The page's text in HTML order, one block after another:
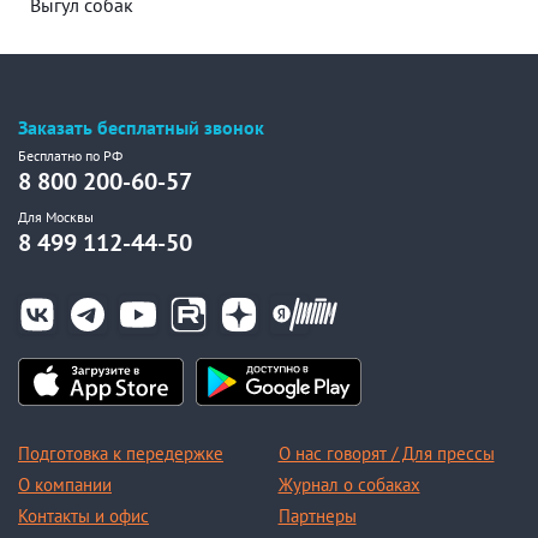
Заказать бесплатный звонок
Бесплатно по РФ
8 800 200-60-57
Для Москвы
8 499 112-44-50
Подготовка к передержке
О компании
Контакты и офис
О нас говорят / Для прессы
Журнал о собаках
Партнеры